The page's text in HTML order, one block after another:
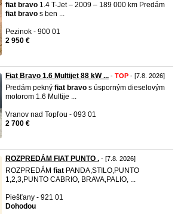
fiat bravo 1.4 T-Jet – 2009 – 189 000 km Predám
fiat bravo s ben ...
Pezinok - 900 01
2 950 €
Fiat Bravo 1.6 Multijet 88 kW ... - TOP - [7.8. 2026]
Predám pekný fiat bravo s úsporným dieselovým
motorom 1.6 Multije ...
Vranov nad Topľou - 093 01
2 700 €
ROZPREDÁM FIAT PUNTO . - [7.8. 2026]
ROZPREDÁM fiat PANDA,STILO,PUNTO
1,2,3,PUNTO CABRIO, BRAVA,PALIO, ...
Piešťany - 921 01
Dohodou